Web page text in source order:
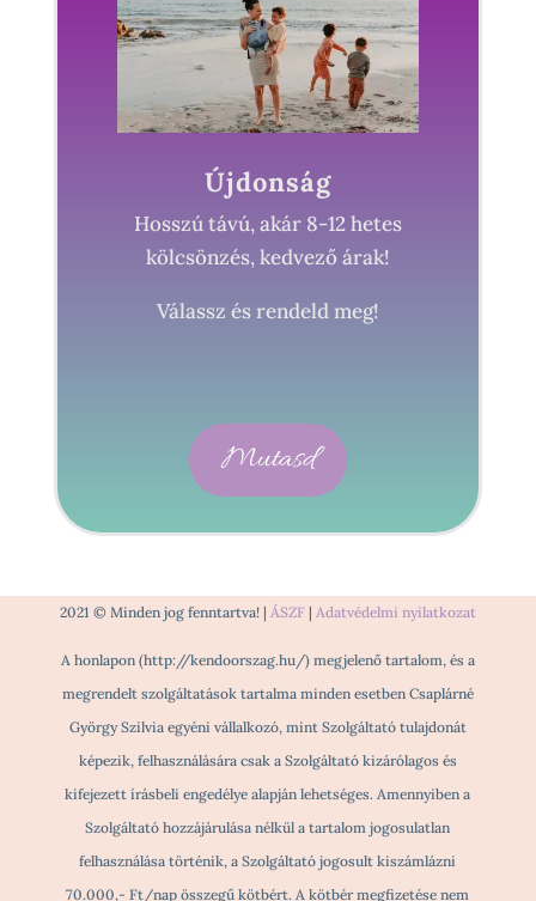
Újdonság
Hosszú távú, akár 8-12 hetes
kölcsönzés, kedvező árak!
Válassz és rendeld meg!
Mutasd
2021 © Minden jog fenntartva! | ÁSZF| Adatvédelmi nyilatkozat
A honlapon (http://kendoorszag.hu/) megjelenő tartalom, és a
megrendelt szolgáltatások tartalma minden esetben Csaplárné
György Szilvia egyéni vállalkozó, mint Szolgáltató tulajdonát
képezik, felhasználására csak a Szolgáltató kizárólagos és
kifejezett írásbeli engedélye alapján lehetséges. Amennyiben a
Szolgáltató hozzájárulása nélkül a tartalom jogosulatlan
felhasználása történik, a Szolgáltató jogosult kiszámlázni
70.000,- Ft/nap összegű kötbért. A kötbér megfizetése nem